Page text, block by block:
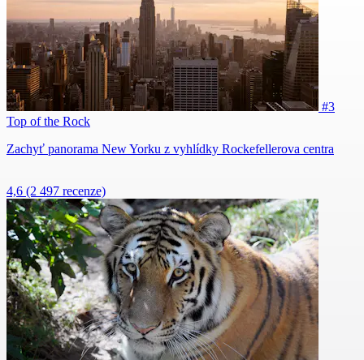
#3
Top of the Rock
Zachyť panorama New Yorku z vyhlídky Rockefellerova centra
4,6 (2 497 recenze)